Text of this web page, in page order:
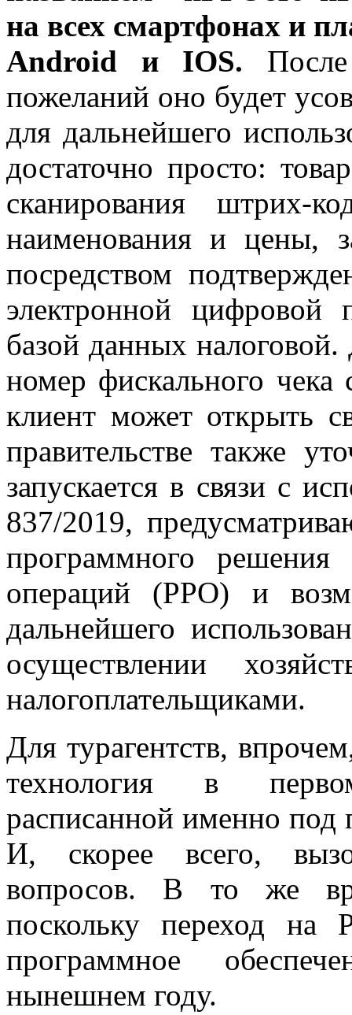
на всех смартфонах и
Android и IOS.
пожеланий оно будет
для дальнейшего
достаточно просто:
сканирования штрих-
наименования и цены,
посредством
электронной
базой данных налоговой.
номер фискального чека
клиент может открыть
правительстве также
запускается в связи с
837/2019,
программного решения
операций (РРО) и
дальнейшего
осуществлении
налогоплательщиками.
Для турагентств,
технология в
расписанной именно под
И, скорее всего,
вопросов. В то же
поскольку переход на
программное
нынешнем году.